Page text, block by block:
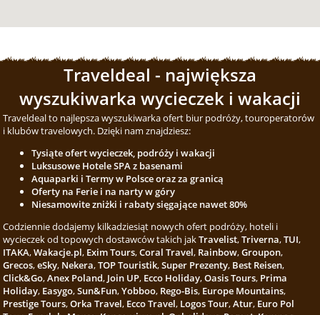
Traveldeal - największa
wyszukiwarka wycieczek i wakacji
Traveldeal to najlepsza wyszukiwarka ofert biur podróży, touroperatorów
i klubów travelowych. Dzięki nam znajdziesz:
Tysiąte ofert wycieczek, podróży i wakacji
Luksusowe Hotele SPA z basenami
Aquaparki i Termy w Polsce oraz za granicą
Oferty na Ferie i na narty w góry
Niesamowite zniżki i rabaty sięgające nawet 80%
Codziennie dodajemy kilkadziesiąt nowych ofert podróży, hoteli i
wycieczek od topowych dostawców takich jakTravelist,Triverna,TUI,
ITAKA,Wakacje.pl, Exim Tours,Coral Travel, Rainbow,Groupon,
Grecos,eSky, Nekera,TOP Touristik,Super Prezenty, Best Reisen,
Click&Go,Anex Poland, Join UP, Ecco Holiday,Oasis Tours, Prima
Holiday, Easygo,Sun&Fun,Yobboo, Rego-Bis, Europe Mountains,
Prestige Tours,Orka Travel, Ecco Travel, Logos Tour,Atur, Euro Pol